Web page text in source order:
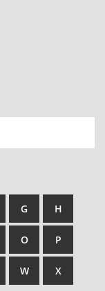
G H
O P
W X